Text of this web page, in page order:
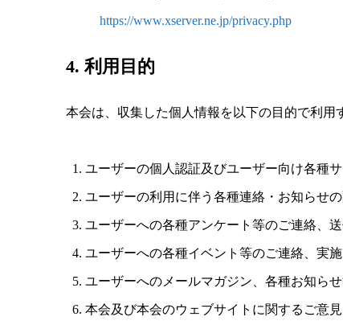
https://www.xserver.ne.jp/privacy.php
4. 利用目的
本会は、収集した個人情報を以下の目的で利用
ユーザーの個人認証及びユーザー向け各種
ユーザーの利用に伴う各種連絡・お知らせ
ユーザーへの各種アンケート等のご連絡、
ユーザーへの各種イベント等のご連絡、実施
ユーザーへのメールマガジン、各種お知ら
本会及び本会のウェブサイトに関するご意